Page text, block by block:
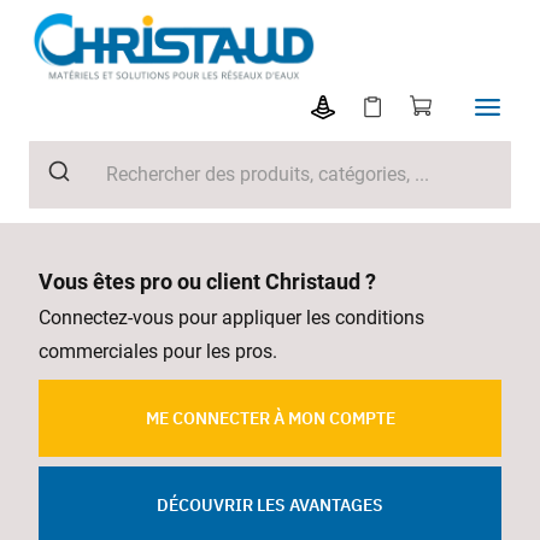
Vous êtes pro ou client Christaud ?
Connectez-vous pour appliquer les conditions
commerciales pour les pros.
ME CONNECTER À MON COMPTE
DÉCOUVRIR LES AVANTAGES